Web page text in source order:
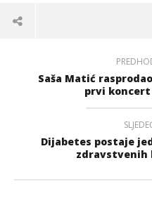
Saša Matić
prvi
Dijabetes postaje
zdravstvenih